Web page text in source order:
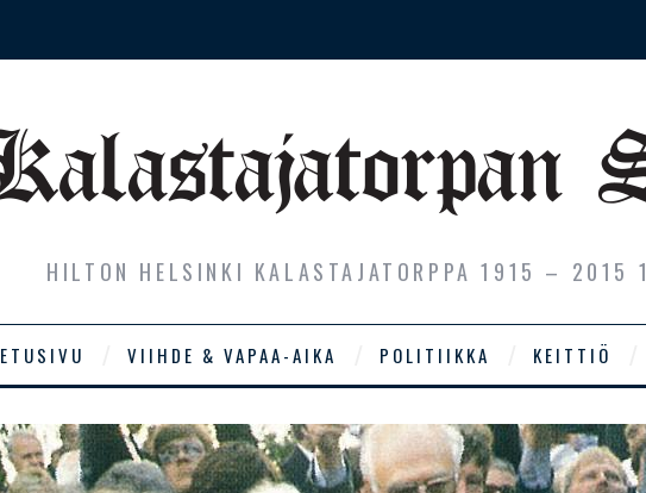
HILTON HELSINKI KALASTAJATORPPA 1915 – 2015
ETUSIVU VIIHDE & VAPAA-AIKA POLITIIKKA KEITTIÖ